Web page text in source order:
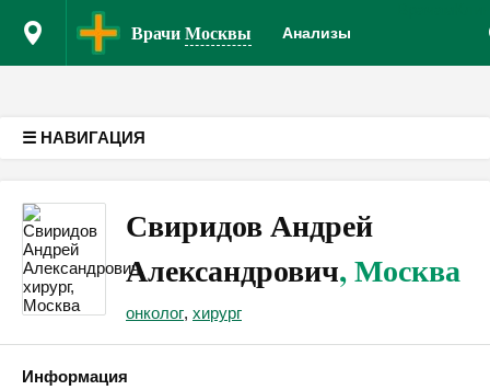
ВрачиМосквы Анализы
☰ НАВИГАЦИЯ
Свиридов Андрей
Александрович, Москва
онколог, хирург
Информация